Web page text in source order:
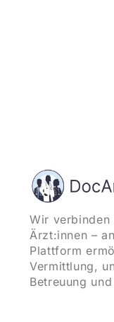
Wir
Ärzt:innen –
Plattform
Vermittlung,
Betreuung